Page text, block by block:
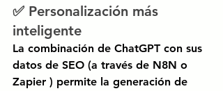
✅ Personalización más
inteligente
La combinación de ChatGPT con sus
datos de SEO (a través de N8N o
Zapier ) permite la generación de